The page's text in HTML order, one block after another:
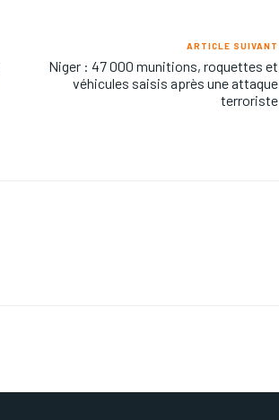
ARTICLE SUIVANT
Niger : 47 000 munitions, roquettes et
véhicules saisis après une attaque
terroriste